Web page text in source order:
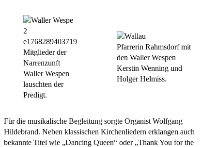
Mitglieder der
Narrenzunft
Waller Wespen
lauschten der
Predigt.
Pfarrerin Rahmsdorf mit
den Waller Wespen
Kerstin Wenning und
Holger Helmiss.
Für die musikalische Begleitung sorgte Organist Wolfgang
Hildebrand. Neben klassischen Kirchenliedern erklangen auch
bekannte Titel wie „Dancing Queen“ oder „Thank You for the